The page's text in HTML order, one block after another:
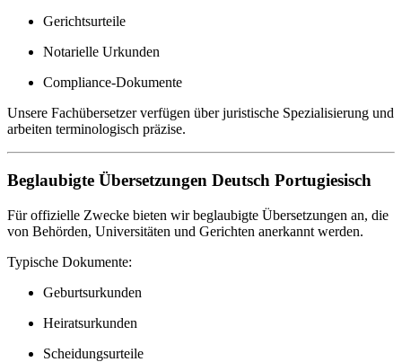
Gerichtsurteile
Notarielle Urkunden
Compliance-Dokumente
Unsere Fachübersetzer verfügen über juristische Spezialisierung und
arbeiten terminologisch präzise.
Beglaubigte Übersetzungen Deutsch Portugiesisch
Für offizielle Zwecke bieten wir beglaubigte Übersetzungen an, die
von Behörden, Universitäten und Gerichten anerkannt werden.
Typische Dokumente:
Geburtsurkunden
Heiratsurkunden
Scheidungsurteile